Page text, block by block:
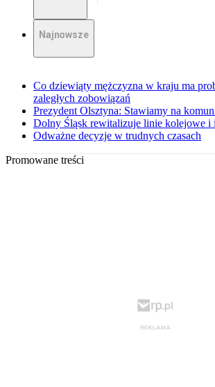
Najnowsze
Co dziewiąty mężczyzna w kraju ma
zaległych zobowiązań
Prezydent Olsztyna: Stawiamy na
Dolny Śląsk rewitalizuje linie kolejowe i
Odważne decyzje w trudnych czasach
Promowane treści